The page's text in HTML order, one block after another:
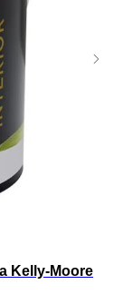
Kelly-Moore